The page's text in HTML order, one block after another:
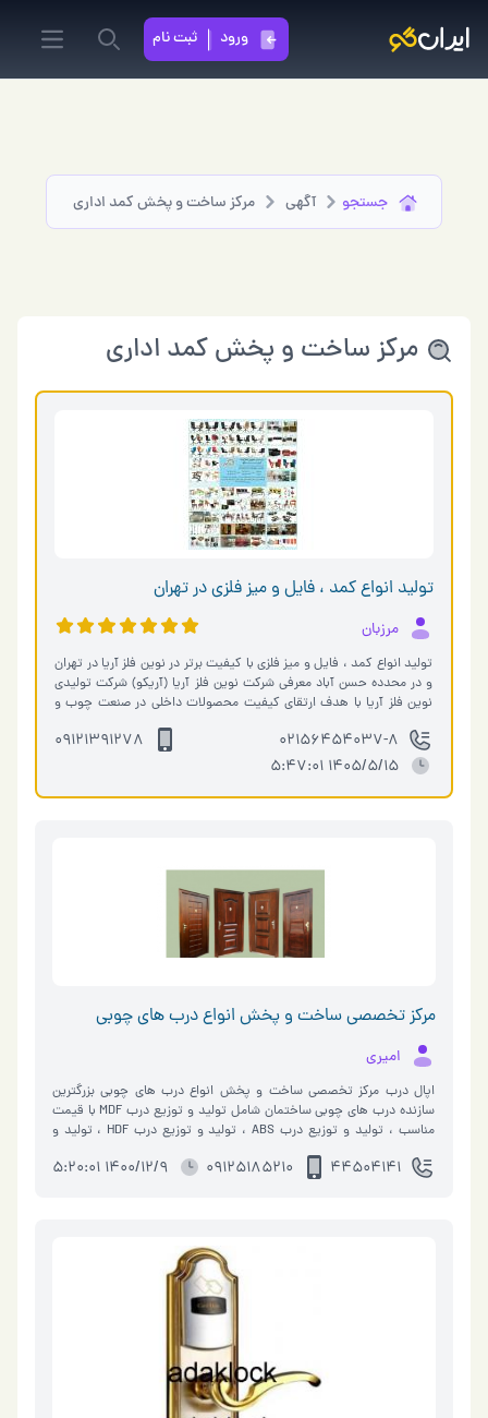
ورود
ثبت نام
menu
جستجو آگهی مرکز ساخت و پخش کمد اداری
مرکز ساخت و پخش کمد اداری
تولید انواع کمد ، فایل و میز فلزی در تهران
مرزبان
تولید انواع کمد ، فایل و میز فلزی با کیفیت برتر در نوین فلز آریا در تهران
و در محدده حسن آباد معرفی شرکت نوین فلز آریا (آریکو) شرکت تولیدی
نوین فلز آریا با هدف ارتقای کیفیت محصولات داخلی در صنعت چوب و
02156454037-8
09121391278
1405/5/15 5:47:01
مرکز تخصصی ساخت و پخش انواع درب های چوبی
امیری
اپال درب مرکز تخصصی ساخت و پخش انواع درب های چوبی بزرگترین
سازنده درب های چوبی ساختمان شامل تولید و توزیع درب MDF با قیمت
مناسب ، تولید و توزیع درب ABS ، تولید و توزیع درب HDF ، تولید و
44504141
09125185210
1400/12/9 5:20:01